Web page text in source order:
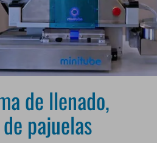
de llenado,
pajuelas